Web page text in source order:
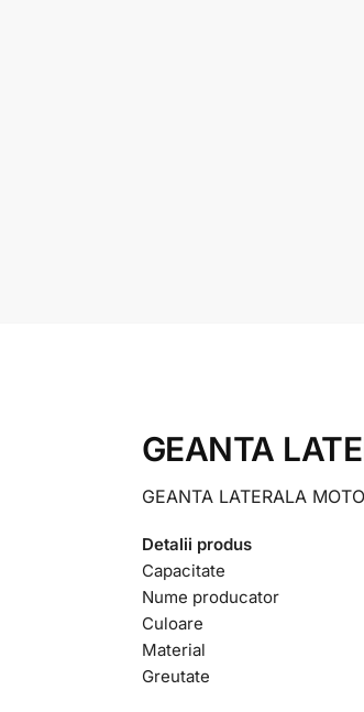
GEANTA
GEANTA LATERALA
Detalii produs
Capacitate
Nume producator
Culoare
Material
Greutate